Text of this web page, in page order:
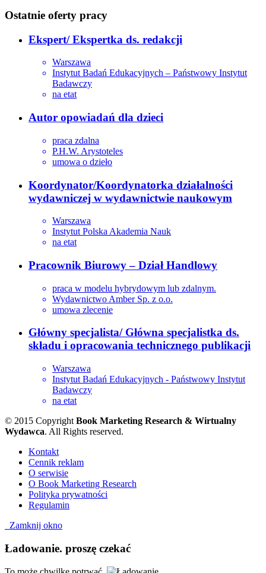
Ostatnie oferty pracy
Ekspert/ Ekspertka ds. redakcji
Warszawa
Instytut Badań Edukacyjnych – Państwowy Instytut
Badawczy
na etat
Autor opowiadań dla dzieci
praca zdalna
P.H.W. Arystoteles
umowa o dzieło
Koordynator/Koordynatorka działalności
wydawniczej w wydawnictwie naukowym
Warszawa
Instytut Polska Akademia Nauk
na etat
Pracownik Biurowy – Dział Handlowy
praca w modelu hybrydowym lub zdalnym.
Wydawnictwo Amber Sp. z o.o.
umowa zlecenie
Główny specjalista/ Główna specjalistka ds.
składu i opracowania technicznego publikacji
Warszawa
Instytut Badań Edukacyjnych - Państwowy Instytut
Badawczy
na etat
© 2015 Copyright Book Marketing Research & Wirtualny
Wydawca. All Rights reserved.
Kontakt
Cennik reklam
O serwisie
O Book Marketing Research
Polityka prywatności
Regulamin
Zamknij okno
Ładowanie. proszę czekać